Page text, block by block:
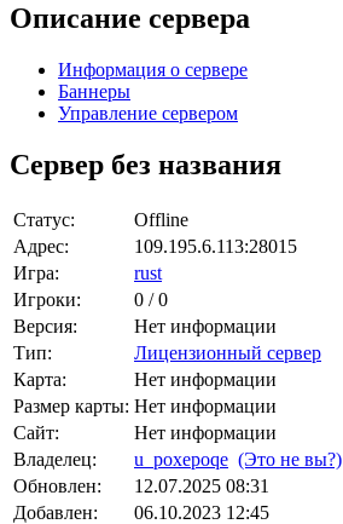
Описание сервера
Информация о сервере
Баннеры
Управление сервером
Сервер без названия
Статус:
Offline
Адрес:
109.195.6.113:28015
Игра:
rust
Игроки:
0 / 0
Версия:
Нет информации
Тип:
Лицензионный сервер
Карта:
Нет информации
Размер карты: Нет информации
Сайт:
Нет информации
Владелец:
u_poxepoqe (Это не вы?)
Обновлен:
12.07.2025 08:31
Добавлен:
06.10.2023 12:45